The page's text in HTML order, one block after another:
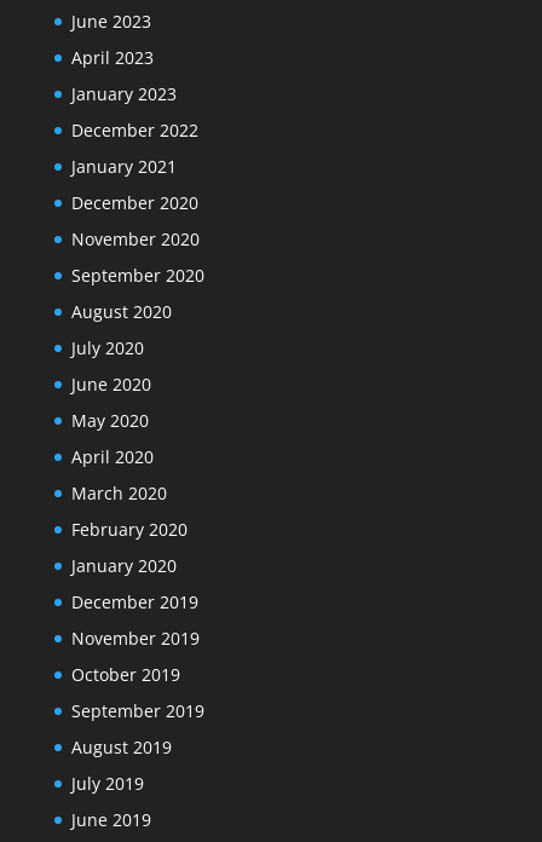
June 2023
April 2023
January 2023
December 2022
January 2021
December 2020
November 2020
September 2020
August 2020
July 2020
June 2020
May 2020
April 2020
March 2020
February 2020
January 2020
December 2019
November 2019
October 2019
September 2019
August 2019
July 2019
June 2019